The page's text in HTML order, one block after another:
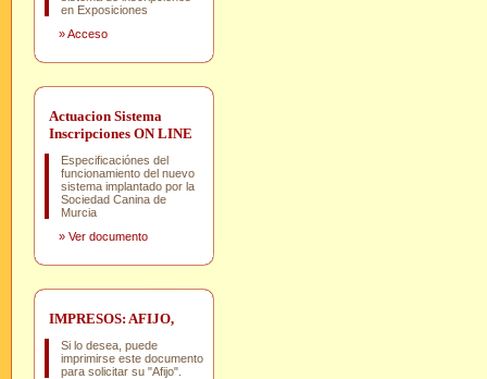
en Exposiciones
»Acceso
Actuacion Sistema
Inscripciones ON LINE
Especificaciónes del
funcionamiento del nuevo
sistema implantado por la
Sociedad Canina de
Murcia
» Ver documento
IMPRESOS: AFIJO,
Si lo desea, puede
imprimirse este documento
para solicitar su "Afijo".